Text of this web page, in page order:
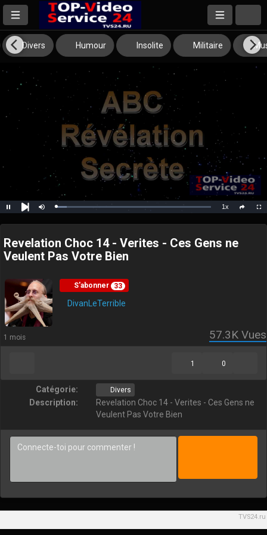
Divers Humour Insolite Militaire
Pause
Next
Mute Loaded:
6.81%
1xPlayback
Rate
Revelation Choc 14 - Verites - Ces Gens ne
Veulent Pas Votre Bien
S'abonner 33
DivanLeTerrible
1 mois 57.3K Vues
0
1
Catégorie: Divers
Description:
Revelation Choc 14 - Verites - Ces Gens ne
Veulent Pas Votre Bien
TVS24.ru